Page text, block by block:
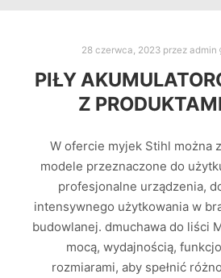
28 czerwca, 2023przez admin
PIŁY
Z
W ofercie myjek Stihl można
modele przeznaczone do
profesjonalne urządzenia,
intensywnego użytkowania w
budowlanej. dmuchawa do liści
mocą, wydajnością,
rozmiarami, aby spełnić